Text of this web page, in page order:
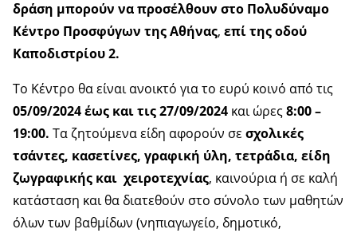
δράση μπορούν να προσέλθουν στο Πολυδύναμο
Κέντρο Προσφύγων της Αθήνας, επί τηςοδού
Καποδιστρίου2.
Το Κέντρο θα είναι ανοικτό για το ευρύ κοινό από τις
05/09/2024 έως και τις 27/09/2024 και ώρες8:00 –
19:00. Τα ζητούμενα είδη αφορούν σε σχολικές
τσάντες, κασετίνες, γραφική ύλη, τετράδια, είδη
ζωγραφικής και χειροτεχνίας, καινούρια ή σε καλή
κατάσταση και θα διατεθούν στο σύνολο των μαθητών
όλων των βαθμίδων (νηπιαγωγείο, δημοτικό,